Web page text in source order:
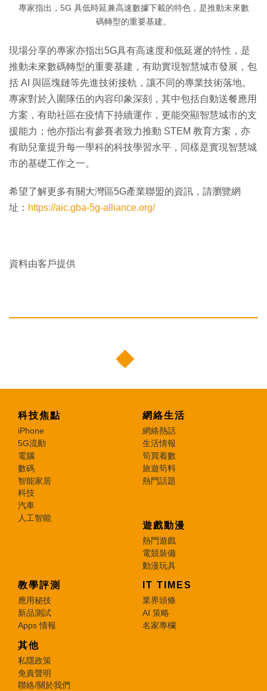
專家指出，5G 具低時延兼高速數據下載的特色，是推動未來數
碼轉型的重要基建。
現場分享的專家亦指出5G具有高速度和低延遲的特性，是
推動未來數碼轉型的重要基建，有助實現智慧城市發展，包
括 AI 與區塊鏈等先進技術接軌，讓不同的專業技術落地。
專家對於入圍隊伍的內容印象深刻，其中包括自動送餐應用
方案，有助社區在疫情下持續運作，更能突顯智慧城市的支
援能力；他亦指出有參賽者致力推動 STEM 教育方案，亦
有助兒童提升每一學科的科技學習水平，同樣是實現智慧城
市的基礎工作之一。
希望了解更多有關大灣區5G產業聯盟的資訊，請瀏覽網
址： https://aic.gba-5g-alliance.org/
資料由客戶提供
科技焦點
iPhone
5G流動
電腦
數碼
智能家居
科技
汽車
人工智能
網絡生活
網絡熱話
生活情報
筍買着數
旅遊筍料
熱門話題
遊戲動漫
熱門遊戲
電競裝備
動漫玩具
教學評測
應用秘技
新品測試
Apps 情報
IT TIMES
業界頭條
AI 策略
名家專欄
其他
私隱政策
免責聲明
聯絡/關於我們